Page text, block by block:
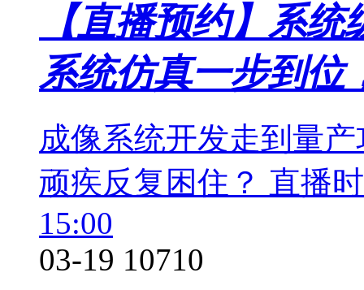
【直播预约】系
系统仿真一步到位
成像系统开发走到量
顽疾反复困住？ 直播
15:00
03-19 10710